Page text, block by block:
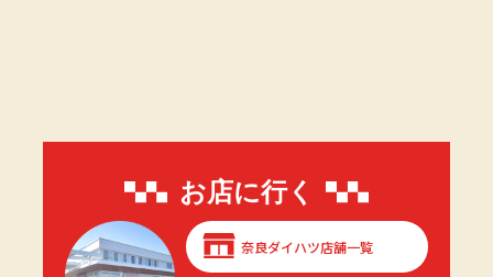
お店に行く
奈良ダイハツ店舗一覧